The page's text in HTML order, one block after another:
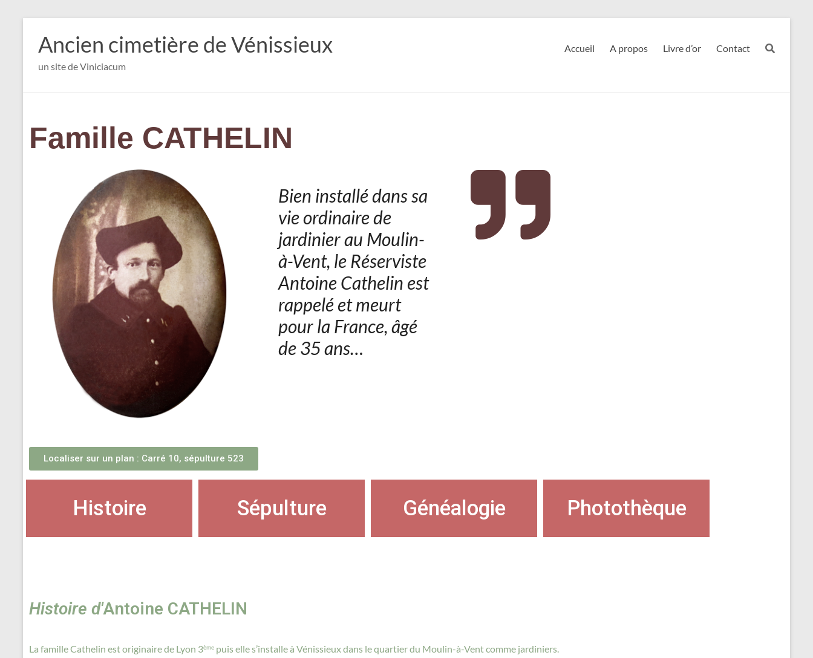
Ancien cimetière de Vénissieux
un site de Viniciacum
Accueil A propos Livre d’or Contact
Famille CATHELIN
Bien installé dans sa
vie ordinaire de
jardinier au Moulin-
à-Vent, le Réserviste
Antoine Cathelin est
rappelé et meurt
pour la France, âgé
de 35 ans…
Localiser sur un plan : Carré 10, sépulture 523
Histoire Sépulture Généalogie Photothèque
Histoire d'Antoine CATHELIN
La famille Cathelin est originaire de Lyon 3ème puis elle s’installe à Vénissieux dans le quartier du Moulin-à-Vent comme jardiniers.